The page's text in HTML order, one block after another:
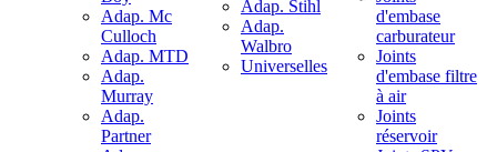
Adap. Mc
Culloch
Adap. MTD
Adap.
Murray
Adap.
Partner
Adap. Stihl
Adap.
Walbro
Universelles
d'embase
carburateur
Joints
d'embase filtre
à air
Joints
réservoir